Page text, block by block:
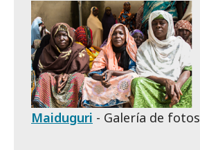
Maiduguri - Galería de fotos